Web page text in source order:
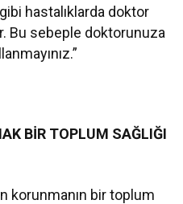
hastalıklarda doktor
Bu sebeple doktorunuza
BİR TOPLUM SAĞLIĞI
korunmanın bir toplum